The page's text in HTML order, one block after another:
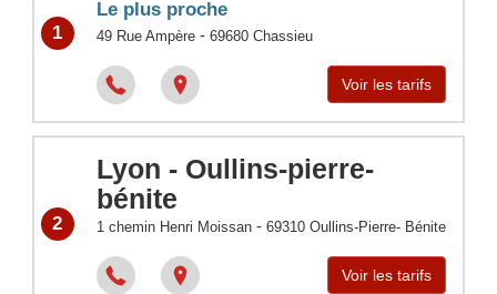
1
Le plus proche
49 Rue Ampère - 69680 Chassieu
Voir les tarifs
2
Lyon - Oullins-pierre-
bénite
1 chemin Henri Moissan - 69310 Oullins-Pierre- Bénite
Voir les tarifs